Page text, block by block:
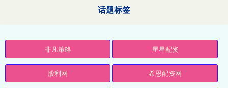
话题标签
非凡策略 星星配资
股利网 希恩配资网